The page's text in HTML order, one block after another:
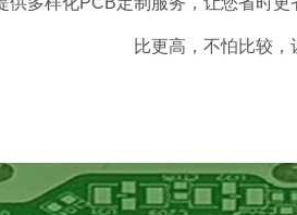
比更高，不怕比较，